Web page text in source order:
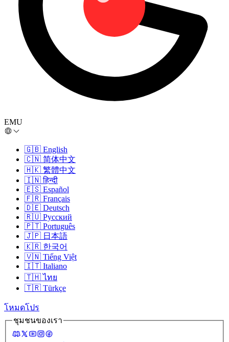
EMU
🇬🇧 English
🇨🇳 简体中文
🇭🇰 繁體中文
🇮🇳 हिन्दी
🇪🇸 Español
🇫🇷 Français
🇩🇪 Deutsch
🇷🇺 Русский
🇵🇹 Português
🇯🇵 日本語
🇰🇷 한국어
🇻🇳 Tiếng Việt
🇮🇹 Italiano
🇹🇭 ไทย
🇹🇷 Türkçe
โหมดโปร
ชุมชนของเรา